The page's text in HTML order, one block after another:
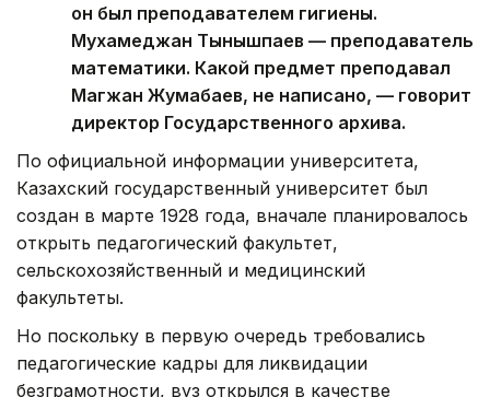
он был преподавателем гигиены.
Мухамеджан Тынышпаев — преподаватель
математики. Какой предмет преподавал
Магжан Жумабаев, не написано, — говорит
директор Государственного архива.
По официальной информации университета,
Казахский государственный университет был
создан в марте 1928 года, вначале планировалось
открыть педагогический факультет,
сельскохозяйственный и медицинский
факультеты.
Но поскольку в первую очередь требовались
педагогические кадры для ликвидации
безграмотности, вуз открылся в качестве